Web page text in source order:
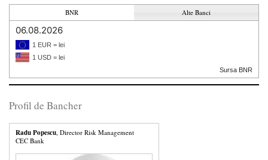
BNR Alte Banci
06.08.2026
1 EUR = lei
1 USD = lei
Sursa BNR
Profil de Bancher
Radu Popescu, Director Risk Management
CEC Bank